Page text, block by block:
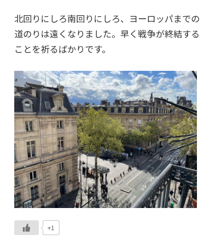
北回りにしろ南回りにしろ、ヨーロッパまでの
道のりは遠くなりました。早く戦争が終結する
ことを祈るばかりです。
+1